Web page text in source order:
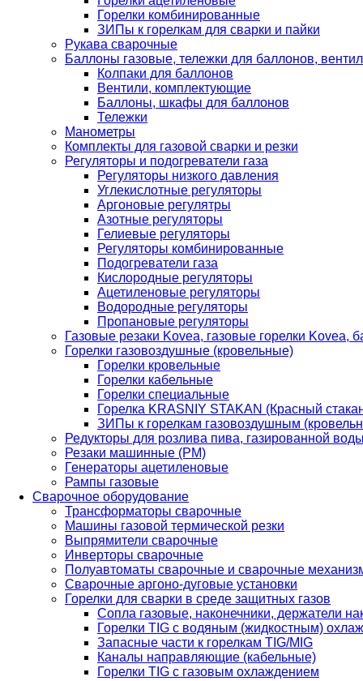
Горелки комбинированные
ЗИПы к горелкам для сварки и пайки
Рукава сварочные
Баллоны газовые, тележки для баллонов,
Колпаки для баллонов
Вентили, комплектующие
Баллоны, шкафы для баллонов
Тележки
Манометры
Комплекты для газовой сварки и резки
Регуляторы и подогреватели газа
Регуляторы низкого давления
Углекислотные регуляторы
Аргоновые регулятры
Азотные регуляторы
Гелиевые регуляторы
Регуляторы комбинированные
Подогреватели газа
Кислородные регуляторы
Ацетиленовые регуляторы
Водородные регуляторы
Пропановые регуляторы
Газовые резаки Kovea, газовые горелки Kovea,
Горелки газовоздушные (кровельные)
Горелки кровельные
Горелки кабельные
Горелки специальные
Горелка KRASNIY STAKAN (Красный
ЗИПы к горелкам газовоздушным
Редукторы для розлива пива, газированной
Резаки машинные (РМ)
Генераторы ацетиленовые
Рампы газовые
Сварочное оборудование
Трансформаторы сварочные
Машины газовой термической резки
Выпрямители сварочные
Инверторы сварочные
Полуавтоматы сварочные и сварочные
Сварочные аргоно-дуговые установки
Горелки для сварки в среде защитных газов
Сопла газовые, наконечники, держатели
Горелки TIG с водяным (жидкостным)
Запасные части к горелкам TIG/MIG
Каналы направляющие (кабельные)
Горелки TIG с газовым охлаждением